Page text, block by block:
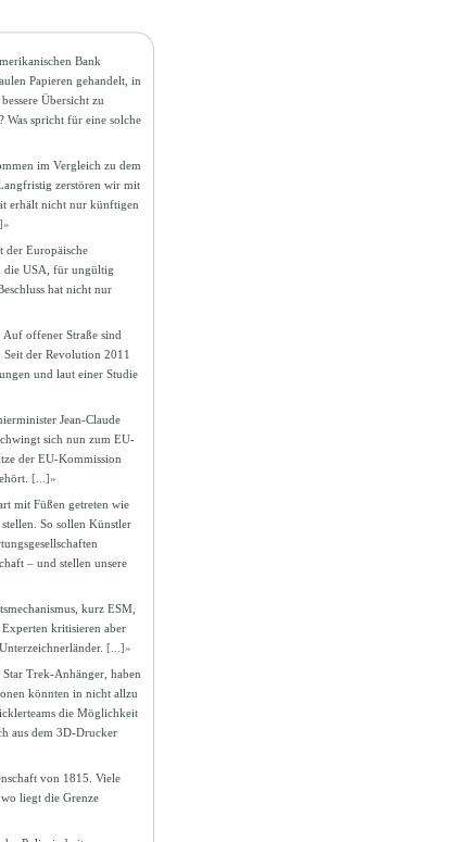
Bank
Papieren gehandelt, in
Übersicht zu
Was spricht für eine solche
im Vergleich zu dem
zerstören wir mit
erhält nicht nur künftigen
der Europäische
die USA, für ungültig
hat nicht nur
. Auf offener Straße sind
Seit der Revolution 2011
und laut einer Studie
Jean-Claude
sich nun zum EU-
der EU-Kommission
[...]»
mit Füßen getreten wie
So sollen Künstler
– und stellen unsere
kurz ESM,
kritisieren aber
[...]»
Trek-Anhänger, haben
könnten in nicht allzu
die Möglichkeit
aus dem 3D-Drucker
von 1815. Viele
liegt die Grenze